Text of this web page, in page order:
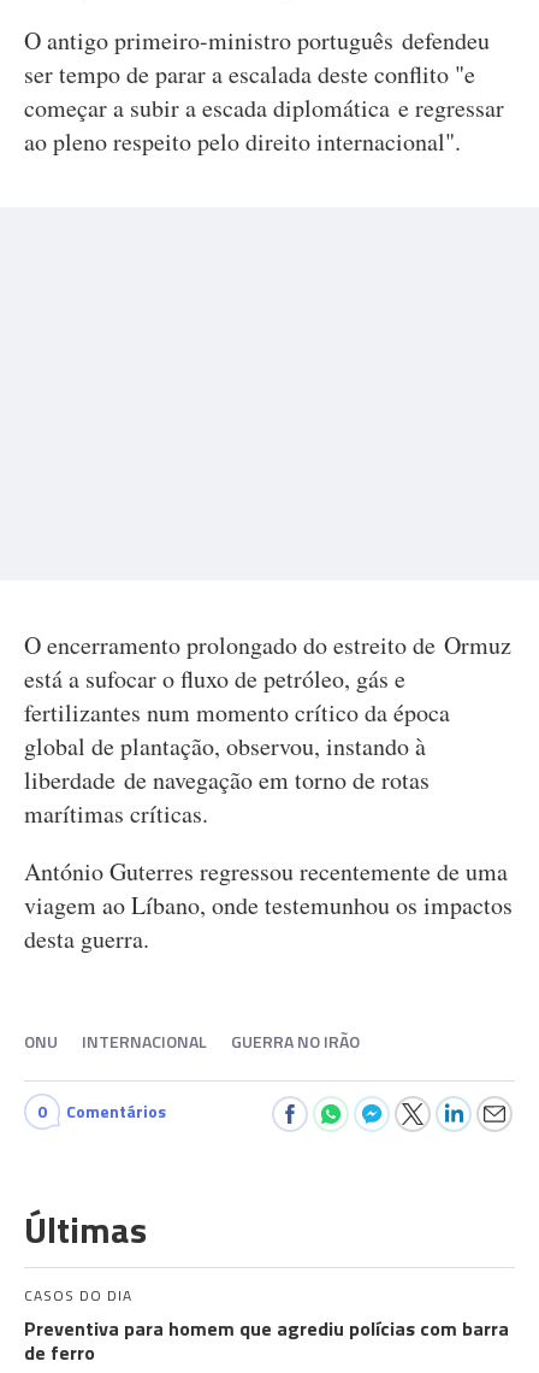
O antigo primeiro-ministro português defendeu
ser tempo de parar a escalada deste conflito "e
começar a subir a escada diplomática e regressar
ao pleno respeito pelo direito internacional".
O encerramento prolongado do estreito de Ormuz
está a sufocar o fluxo de petróleo, gás e
fertilizantes num momento crítico da época
global de plantação, observou, instando à
liberdade de navegação em torno de rotas
marítimas críticas.
António Guterres regressou recentemente de uma
viagem ao Líbano, onde testemunhou os impactos
desta guerra.
ONU INTERNACIONAL GUERRA NO IRÃO
0 Comentários
Últimas
CASOS DO DIA
Preventiva para homem que agrediu polícias com barra
de ferro